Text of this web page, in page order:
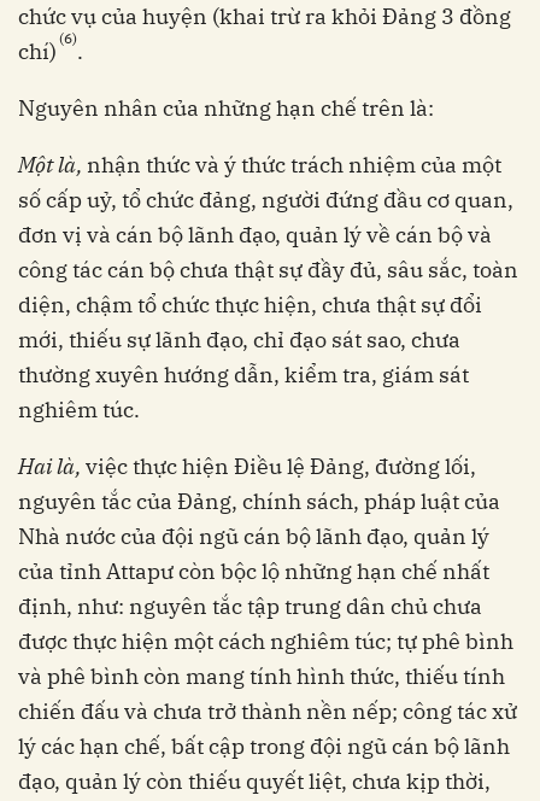
chức vụ của huyện (khai trừ ra khỏi Đảng 3 đồng
chí) (6).
Nguyên nhân của những hạn chế trên là:
Một là, nhận thức và ý thức trách nhiệm của một
số cấp uỷ, tổ chức đảng, người đứng đầu cơ quan,
đơn vị và cán bộ lãnh đạo, quản lý về cán bộ và
công tác cán bộ chưa thật sự đầy đủ, sâu sắc, toàn
diện, chậm tổ chức thực hiện, chưa thật sự đổi
mới, thiếu sự lãnh đạo, chỉ đạo sát sao, chưa
thường xuyên hướng dẫn, kiểm tra, giám sát
nghiêm túc.
Hai là, việc thực hiện Điều lệ Đảng, đường lối,
nguyên tắc của Đảng, chính sách, pháp luật của
Nhà nước của đội ngũ cán bộ lãnh đạo, quản lý
của tỉnh Attapư còn bộc lộ những hạn chế nhất
định, như: nguyên tắc tập trung dân chủ chưa
được thực hiện một cách nghiêm túc; tự phê bình
và phê bình còn mang tính hình thức, thiếu tính
chiến đấu và chưa trở thành nền nếp; công tác xử
lý các hạn chế, bất cập trong đội ngũ cán bộ lãnh
đạo, quản lý còn thiếu quyết liệt, chưa kịp thời,